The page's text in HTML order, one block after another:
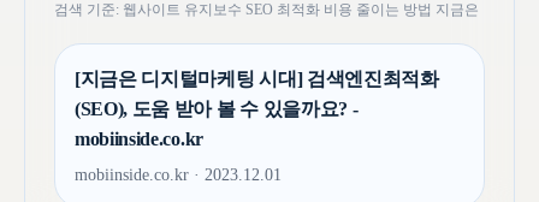
검색 기준: 웹사이트 유지보수 SEO 최적화 비용 줄이는 방법 지금은
[지금은 디지털마케팅 시대] 검색엔진최적화
(SEO), 도움 받아 볼 수 있을까요? -
mobiinside.co.kr
mobiinside.co.kr · 2023.12.01